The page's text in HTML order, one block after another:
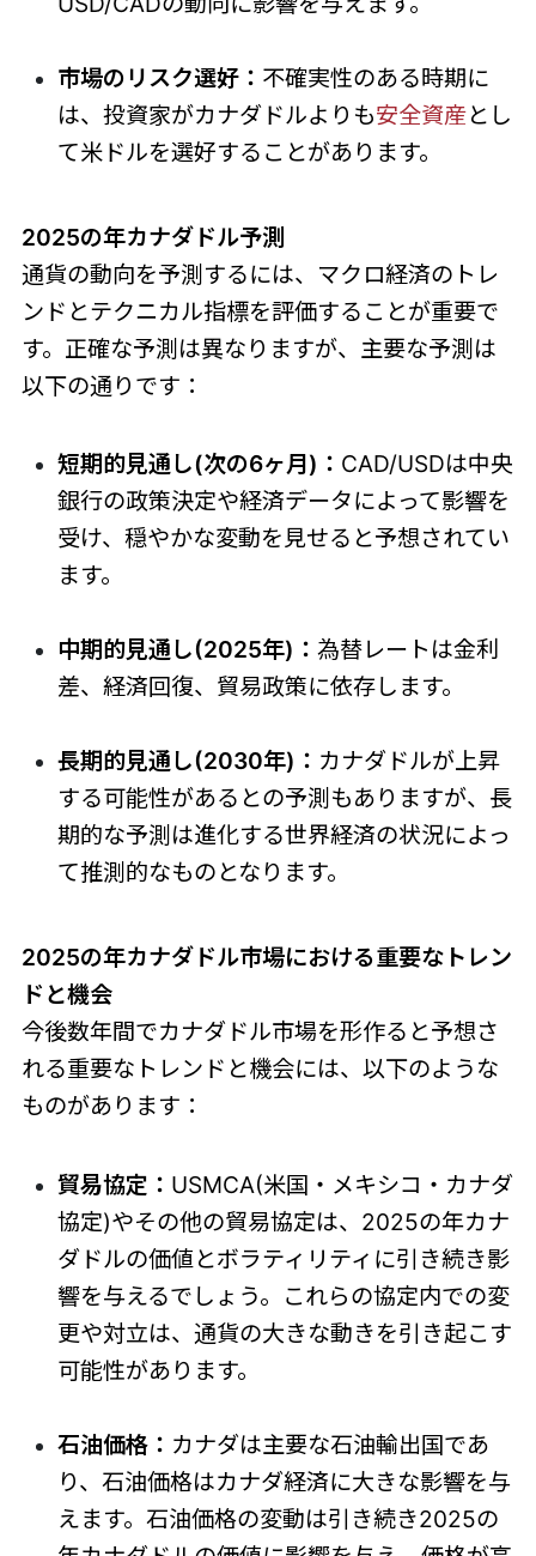
市場のリスク選好： 不確実性のある時期に
は、投資家がカナダドルよりも安全資産とし
て米ドルを選好することがあります。
2025の年カナダドル予測
通貨の動向を予測するには、マクロ経済のトレ
ンドとテクニカル指標を評価することが重要で
す。正確な予測は異なりますが、主要な予測は
以下の通りです：
短期的見通し(次の6ヶ月)： CAD/USDは中央
銀行の政策決定や経済データによって影響を
受け、穏やかな変動を見せると予想されてい
ます。
中期的見通し(2025年)： 為替レートは金利
差、経済回復、貿易政策に依存します。
長期的見通し(2030年)： カナダドルが上昇
する可能性があるとの予測もありますが、長
期的な予測は進化する世界経済の状況によっ
て推測的なものとなります。
2025の年カナダドル市場における重要なトレン
ドと機会
今後数年間でカナダドル市場を形作ると予想さ
れる重要なトレンドと機会には、以下のような
ものがあります：
貿易協定： USMCA(米国・メキシコ・カナダ
協定)やその他の貿易協定は、2025の年カナ
ダドルの価値とボラティリティに引き続き影
響を与えるでしょう。これらの協定内での変
更や対立は、通貨の大きな動きを引き起こす
可能性があります。
石油価格： カナダは主要な石油輸出国であ
り、石油価格はカナダ経済に大きな影響を与
えます。石油価格の変動は引き続き2025の